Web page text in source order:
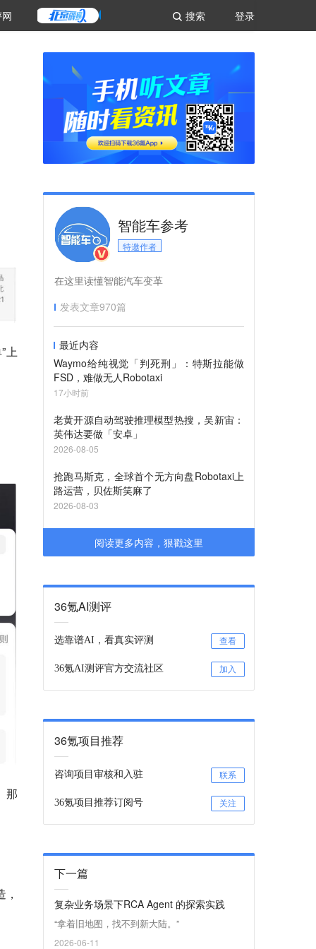
登录
搜索
上
那
智能车参考
特邀作者
在这里读懂智能汽车变革
发表文章970篇
最近内容
Waymo给纯视觉「判死刑」：特斯拉能做
FSD，难做无人Robotaxi
17小时前
老黄开源自动驾驶推理模型热搜，吴新宙：
英伟达要做「安卓」
2026-08-05
抢跑马斯克，全球首个无方向盘Robotaxi上
路运营，贝佐斯笑麻了
2026-08-03
阅读更多内容，狠戳这里
36氪AI测评
选靠谱AI，看真实评测 查看
36氪AI测评官方交流社区 加入
36氪项目推荐
咨询项目审核和入驻 联系
36氪项目推荐订阅号 关注
下一篇
复杂业务场景下RCA Agent 的探索实践
“拿着旧地图，找不到新大陆。”
2026-06-11